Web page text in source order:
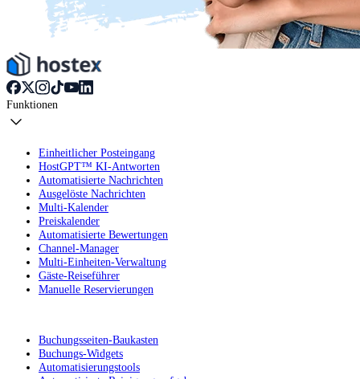
Funktionen
Einheitlicher Posteingang
HostGPT™ KI-Antworten
Automatisierte Nachrichten
Ausgelöste Nachrichten
Multi-Kalender
Preiskalender
Automatisierte Bewertungen
Channel-Manager
Multi-Einheiten-Verwaltung
Gäste-Reiseführer
Manuelle Reservierungen
Buchungsseiten-Baukasten
Buchungs-Widgets
Automatisierungstools